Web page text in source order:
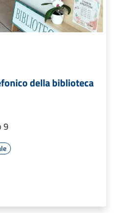
della biblioteca
9